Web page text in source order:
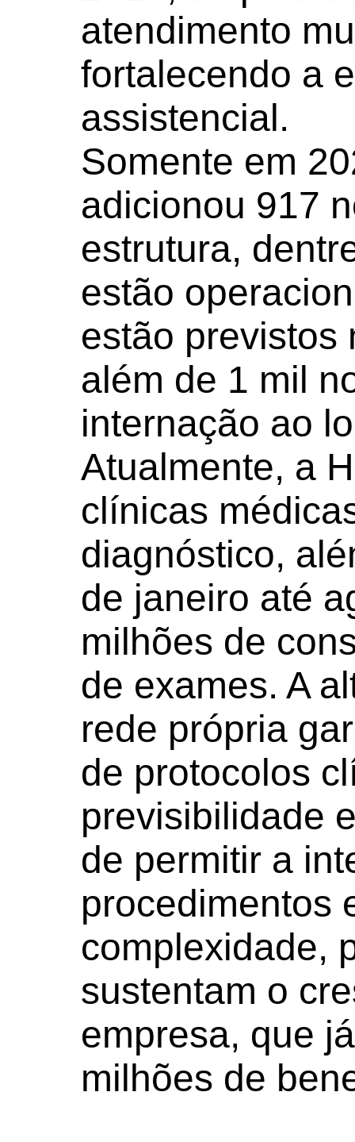
atendimento
fortalecendo a
assistencial.
Somente em
adicionou 917
estrutura,
estão
estão previstos
além de 1 mil
internação ao
Atualmente, a
clínicas
diagnóstico,
de janeiro até
milhões de
de exames. A
rede própria
de protocolos
previsibilidade
de permitir a
procedimentos
complexidade,
sustentam o
empresa, que
milhões de